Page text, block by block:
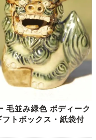
毛並み緑色 ボディーク
トボックス・紙袋付